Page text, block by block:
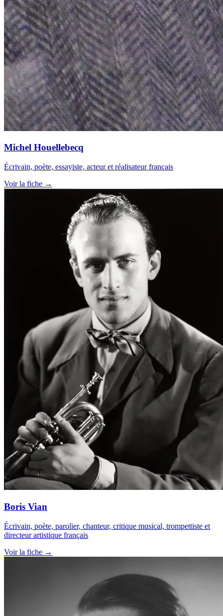
Michel Houellebecq
Écrivain, poète, essayiste, acteur et réalisateur français
Voir la fiche →
Boris Vian
Écrivain, poète, parolier, chanteur, critique musical, trompettiste et
directeur artistique français
Voir la fiche →